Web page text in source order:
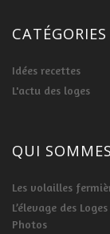
CATÉGORIES
Idées recettes
L'actu des loges
QUI
Les volailles
L’élevage des Loges
Photos